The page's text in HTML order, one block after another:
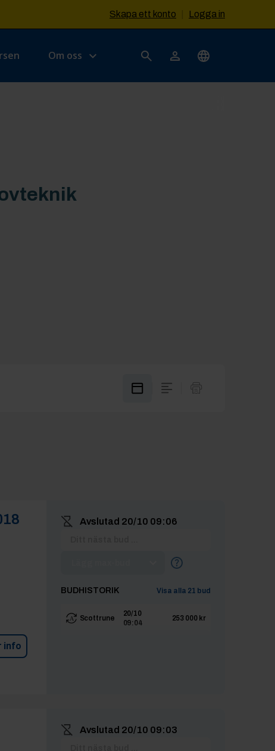
Skapa ett konto Logga in
Om oss
info
Avslutad 20/10 09:06
BUDHISTORIK Visa alla 21 bud
Scottrune
20/10
09:04
253 000 kr
Avslutad 20/10 09:03